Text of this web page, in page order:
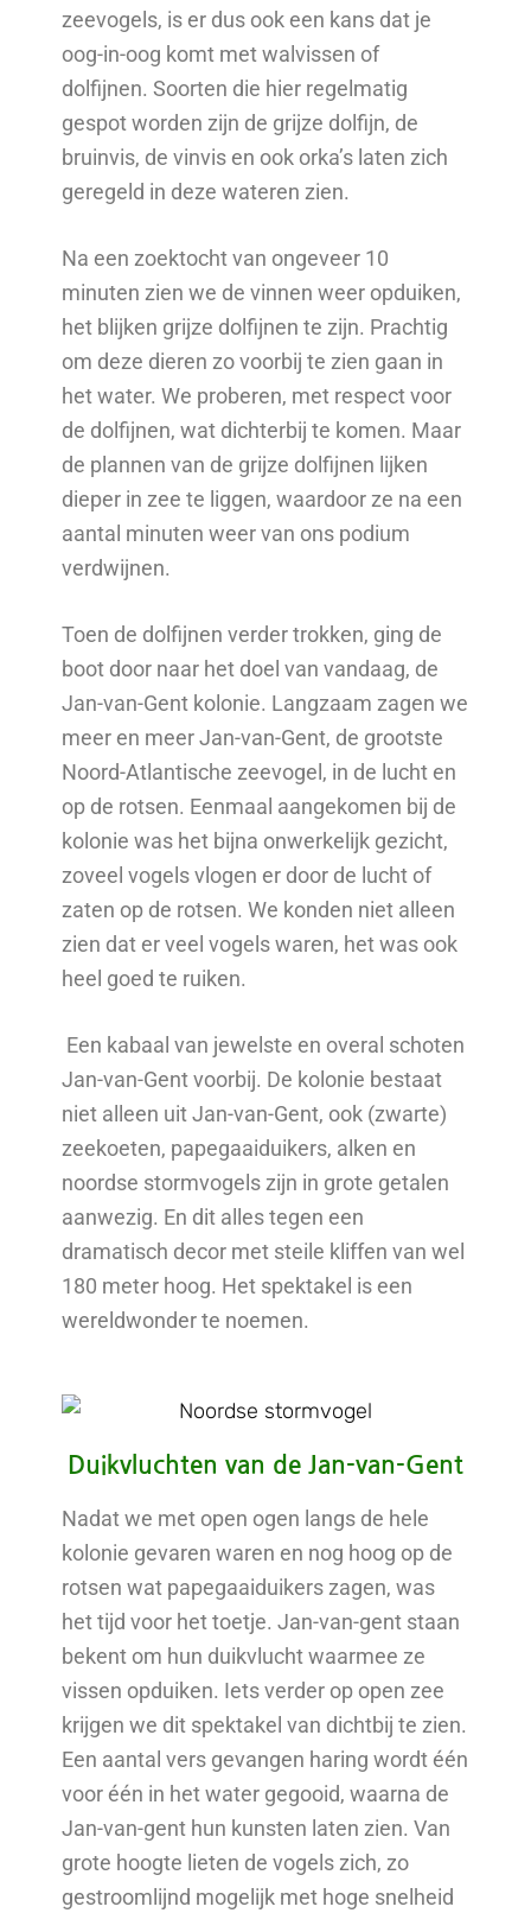
zeevogels, is er dus ook een kans dat je
oog-in-oog komt met walvissen of
dolfijnen. Soorten die hier regelmatig
gespot worden zijn de grijze dolfijn, de
bruinvis, de vinvis en ook orka’s laten zich
geregeld in deze wateren zien.
Na een zoektocht van ongeveer 10
minuten zien we de vinnen weer opduiken,
het blijken grijze dolfijnen te zijn. Prachtig
om deze dieren zo voorbij te zien gaan in
het water. We proberen, met respect voor
de dolfijnen, wat dichterbij te komen. Maar
de plannen van de grijze dolfijnen lijken
dieper in zee te liggen, waardoor ze na een
aantal minuten weer van ons podium
verdwijnen.
Toen de dolfijnen verder trokken, ging de
boot door naar het doel van vandaag, de
Jan-van-Gent kolonie. Langzaam zagen we
meer en meer Jan-van-Gent, de grootste
Noord-Atlantische zeevogel, in de lucht en
op de rotsen. Eenmaal aangekomen bij de
kolonie was het bijna onwerkelijk gezicht,
zoveel vogels vlogen er door de lucht of
zaten op de rotsen. We konden niet alleen
zien dat er veel vogels waren, het was ook
heel goed te ruiken.
Een kabaal van jewelste en overal schoten
Jan-van-Gent voorbij. De kolonie bestaat
niet alleen uit Jan-van-Gent, ook (zwarte)
zeekoeten, papegaaiduikers, alken en
noordse stormvogels zijn in grote getalen
aanwezig. En dit alles tegen een
dramatisch decor met steile kliffen van wel
180 meter hoog. Het spektakel is een
wereldwonder te noemen.
Duikvluchten van de Jan-van-Gent
Nadat we met open ogen langs de hele
kolonie gevaren waren en nog hoog op de
rotsen wat papegaaiduikers zagen, was
het tijd voor het toetje. Jan-van-gent staan
bekent om hun duikvlucht waarmee ze
vissen opduiken. Iets verder op open zee
krijgen we dit spektakel van dichtbij te zien.
Een aantal vers gevangen haring wordt één
voor één in het water gegooid, waarna de
Jan-van-gent hun kunsten laten zien. Van
grote hoogte lieten de vogels zich, zo
gestroomlijnd mogelijk met hoge snelheid